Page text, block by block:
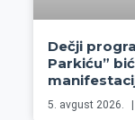
Dečji
Parkiću”
5. avgust 2026.